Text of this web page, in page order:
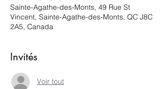
Sainte-Agathe-des-Monts, 49 Rue St
Vincent, Sainte-Agathe-des-Monts, QC J8C
2A5, Canada
Invités
Voir tout